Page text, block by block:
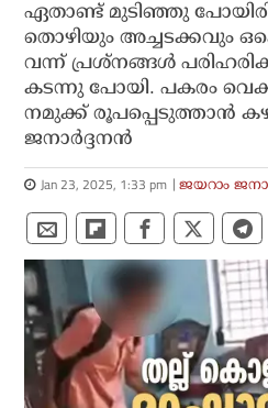
ഏതാണ്ട് മുടിഞ്ഞു
തൊഴിയും അച്ചടക്കവും
വന്ന് പ്രശ്നങ്ങൾ
കടന്നു പോയി. പകരം
നമുക്ക് രൂപപ്പെടുത്താൻ
ജനാർദ്ദനൻ
Jan 23, 2025, 1:33 pm ജയറാം